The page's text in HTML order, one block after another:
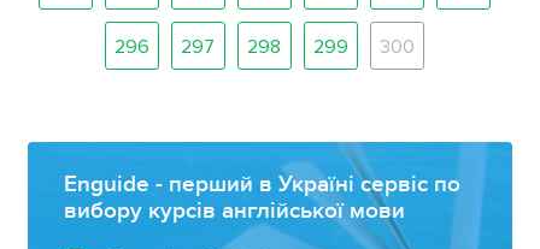
296 297 298 299 300
Enguide - перший в Україні сервіс по
вибору курсів англійської мови